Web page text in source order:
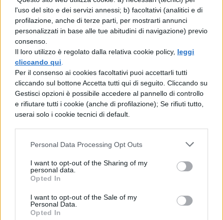
l'uso del sito e dei servizi annessi; b) facoltativi (analitici e di
profilazione, anche di terze parti, per mostrarti annunci
personalizzati in base alle tue abitudini di navigazione) previo
consenso.
Il loro utilizzo è regolato dalla relativa cookie policy, leggi
cliccando qui
Per il consenso ai cookies facoltativi puoi accettarli tutti
cliccando sul bottone Accetta tutti qui di seguito. Cliccando su
Gestisci opzioni è possibile accedere al pannello di controllo
e rifiutare tutti i cookie (anche di profilazione); Se rifiuti tutto,
userai solo i cookie tecnici di default.
Personal Data Processing Opt Outs
I want to opt-out of the Sharing of my
personal data.
Opted In
I want to opt-out of the Sale of my
Personal Data.
Opted In
Anche la Flc Cgil ha sollevato obiezioni
sostanziali durante l’audizione in
Commissione, evidenziando come nel
progetto“prevale una forte
caratterizzazione verso il mondo del
lavoro specializzato”a discapito delle
attività didattiche, che risulterebbero
“culturalmente impoverite e subordinate”
L’opposizione insiste sul fatto che a
quindici anni gli studenti, ancora in obbligo
formativo, dovrebbero prioritariamente
dedicarsi all’apprendimento in un ambiente
protetto piuttosto che essere esposti ai